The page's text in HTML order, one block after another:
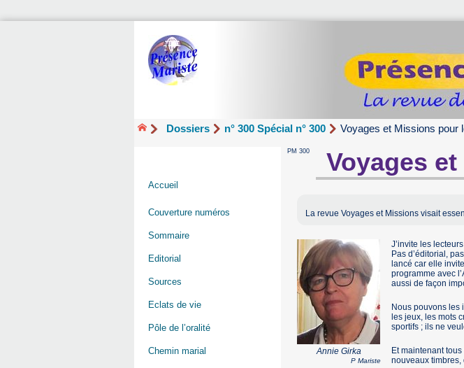
Dossiers n° 300 Spécial n° 300 Voyages et Missions pour
PM 300 Voyages
La revue Voyages et Missions visait
Annie Girka
P Mariste
J’invite les
Pas d’éditorial,
lancé car elle
programme avec
aussi de façon
Nous pouvons les
les jeux, les mots
sportifs ; ils ne
Et maintenant
nouveaux
Accueil
Couverture numéros
Sommaire
Editorial
Sources
Eclats de vie
Pôle de l’oralité
Chemin marial